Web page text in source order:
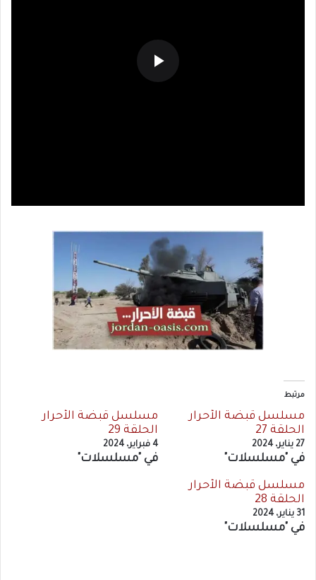
مرتبط
مسلسل قبضة الأحرار
الحلقة 27
27 يناير، 2024
في "مسلسلات"
مسلسل قبضة الأحرار
الحلقة 29
4 فبراير، 2024
في "مسلسلات"
مسلسل قبضة الأحرار
الحلقة 28
31 يناير، 2024
في "مسلسلات"